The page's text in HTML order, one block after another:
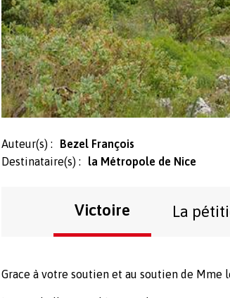
Auteur(s) :
Bezel François
Destinataire(s) :
la Métropole de Nice
Victoire La
Grace à votre soutien et au soutien de Mme